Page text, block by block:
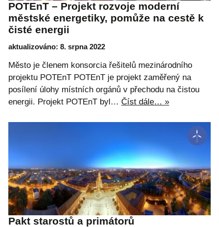
POTEnT – Projekt rozvoje moderní
městské energetiky, pomůže na cestě k
čisté energii
aktualizováno: 8. srpna 2022
Město je členem konsorcia řešitelů mezinárodního
projektu POTEnT POTEnT je projekt zaměřený na
posílení úlohy místních orgánů v přechodu na čistou
energii. Projekt POTEnT byl… Číst dále… »
Pakt starostů a primátorů